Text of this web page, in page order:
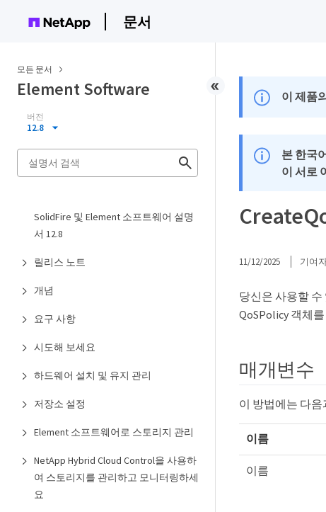
문서
모든 문서
Element Software
버전
12.8
SolidFire 및 Element 소프트웨어 설명
서 12.8
릴리스 노트
개념
요구 사항
시도해 보세요
하드웨어 설치 및 유지 관리
저장소 설정
Element 소프트웨어로 스토리지 관리
NetApp Hybrid Cloud Control을 사용하
여 스토리지를 관리하고 모니터링하세
요
이 제품
본 한국
이 서로
11/12/2025 기여
당신은 사용할
QoSPolicy 객체
매개변수
이 방법에는 다
이름
이름